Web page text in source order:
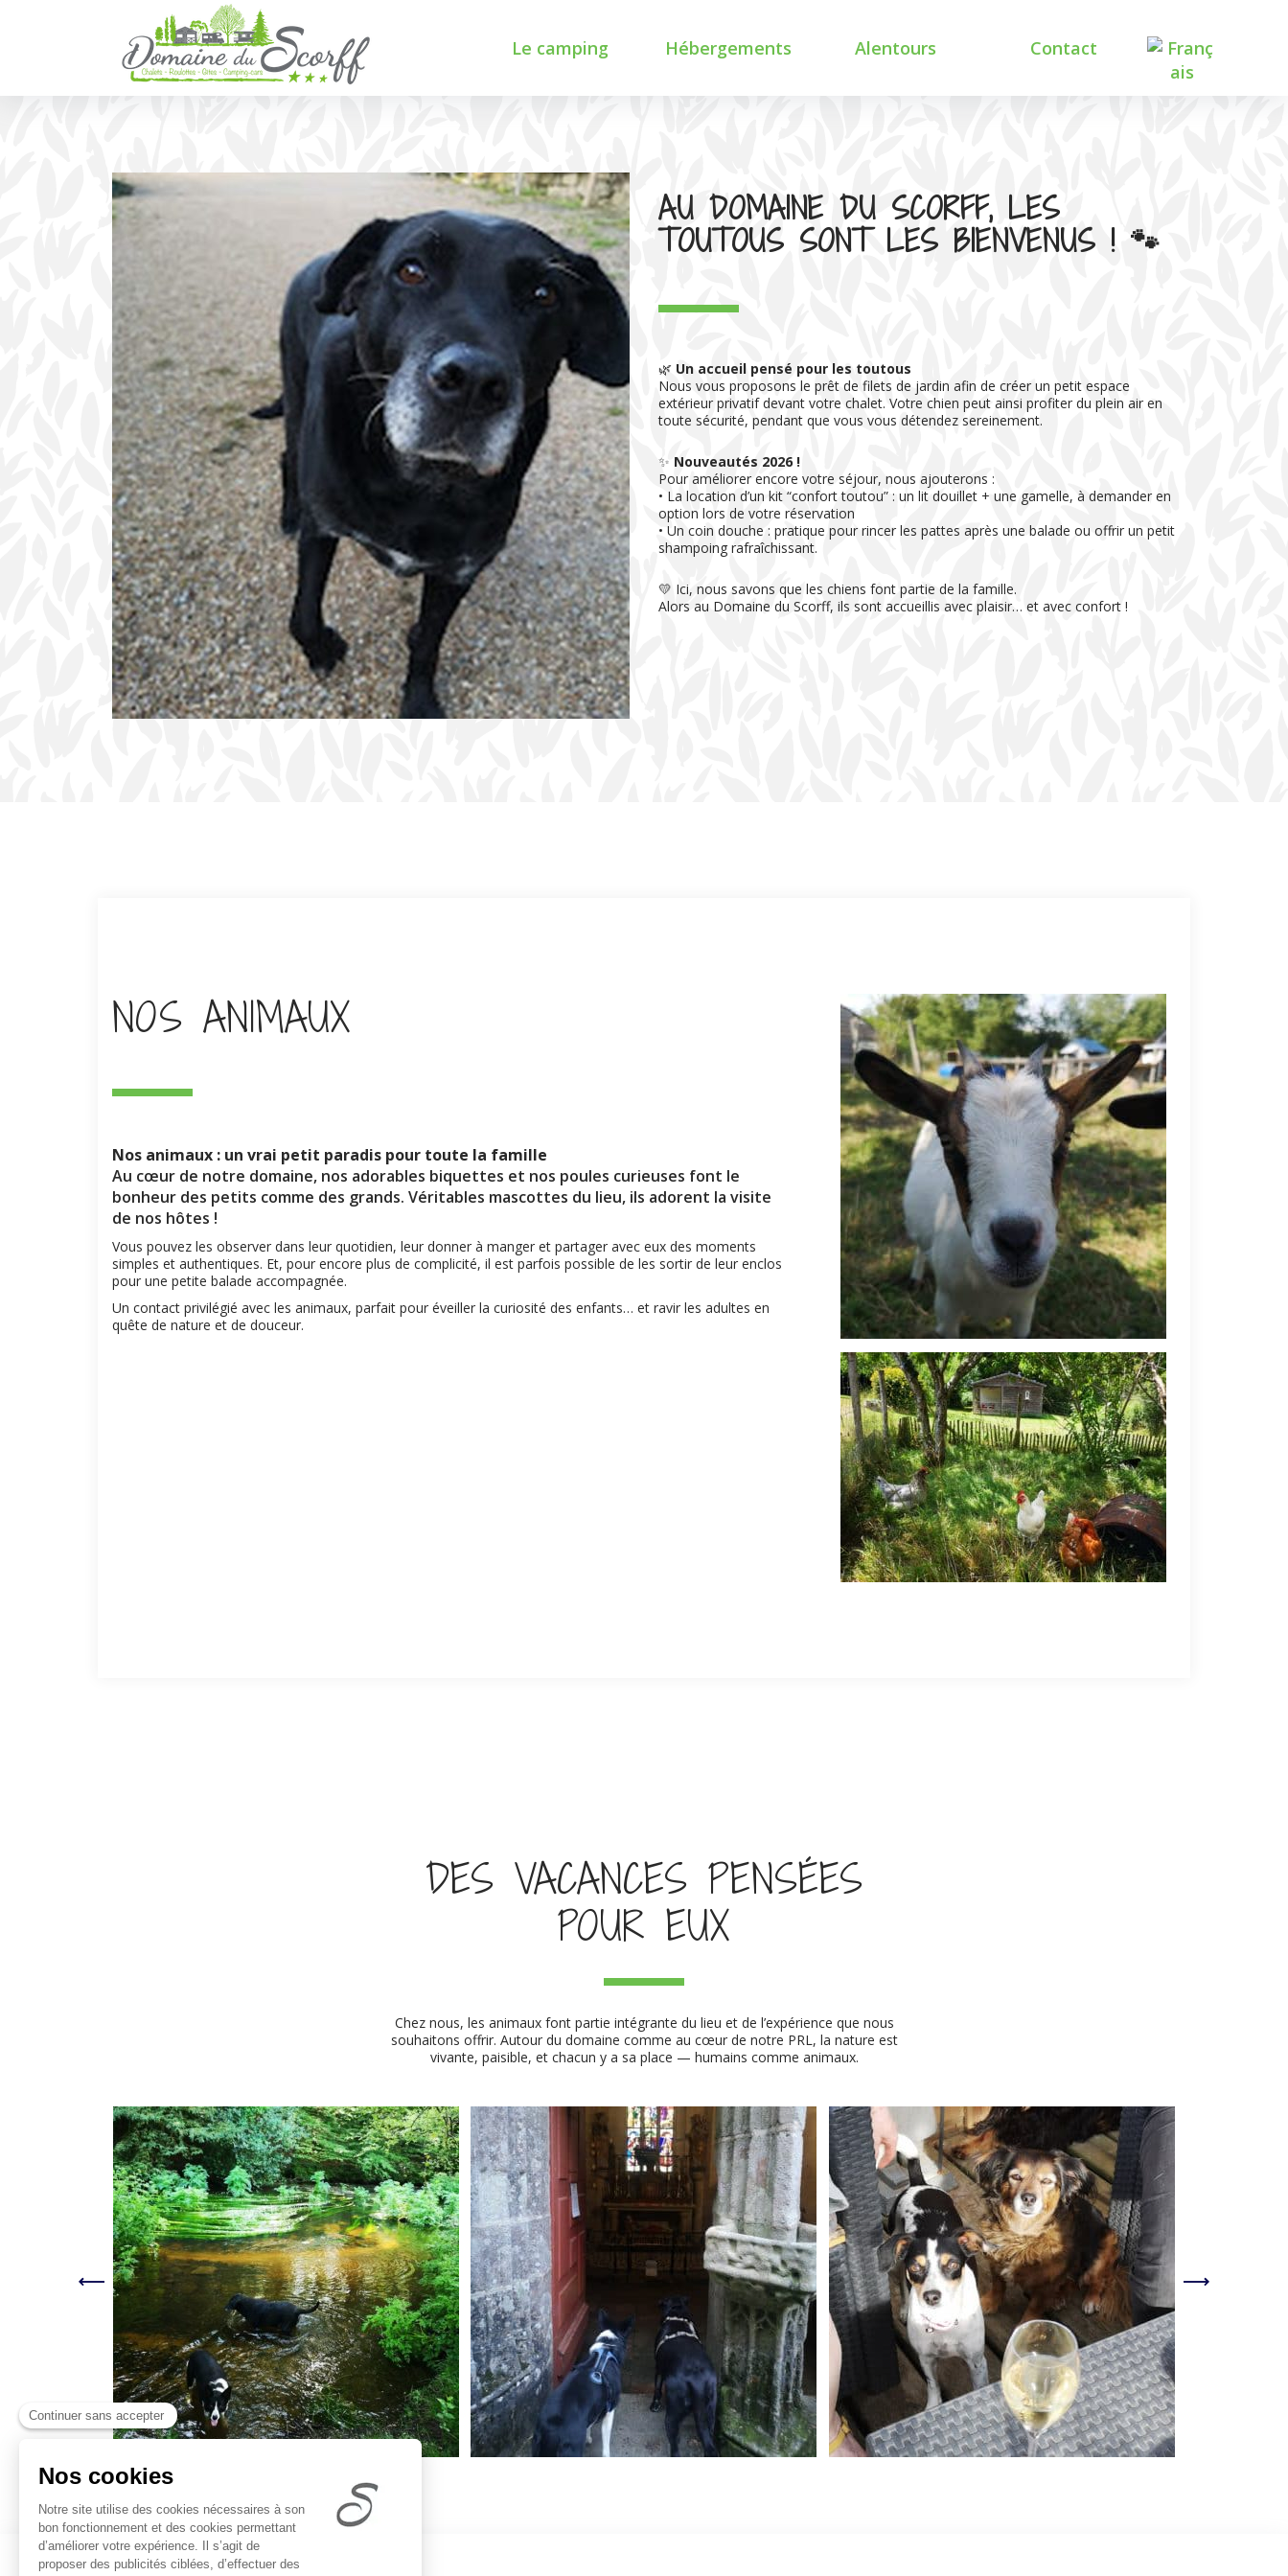
Le camping
L’accueil Pet friendly
Hébergements
ou tente
Nos tarifs et offres
Alentours Contact
AU DOMAINE DU SCORFF, LES
TOUTOUS SONT LES BIENVENUS ! 🐾
🌿 Un accueil pensé pour les toutous
Nous vous proposons le prêt de filets de jardin afin de créer un petit espace
extérieur privatif devant votre chalet. Votre chien peut ainsi profiter du plein air en
toute sécurité, pendant que vous vous détendez sereinement.
✨ Nouveautés 2026 !
Pour améliorer encore votre séjour, nous ajouterons :
• La location d’un kit “confort toutou” : un lit douillet + une gamelle, à demander en
option lors de votre réservation
• Un coin douche : pratique pour rincer les pattes après une balade ou offrir un petit
shampoing rafraîchissant.
💛 Ici, nous savons que les chiens font partie de la famille.
Alors au Domaine du Scorff, ils sont accueillis avec plaisir… et avec confort !
NOS ANIMAUX
Nos animaux : un vrai petit paradis pour toute la famille
Au cœur de notre domaine, nos adorables biquettes et nos poules curieuses font le
bonheur des petits comme des grands. Véritables mascottes du lieu, ils adorent la visite
de nos hôtes !
Vous pouvez les observer dans leur quotidien, leur donner à manger et partager avec eux des moments
simples et authentiques. Et, pour encore plus de complicité, il est parfois possible de les sortir de leur enclos
pour une petite balade accompagnée.
Un contact privilégié avec les animaux, parfait pour éveiller la curiosité des enfants… et ravir les adultes en
quête de nature et de douceur.
DES VACANCES PENSÉES
POUR EUX
Chez nous, les animaux font partie intégrante du lieu et de l’expérience que nous
souhaitons offrir. Autour du domaine comme au cœur de notre PRL, la nature est
vivante, paisible, et chacun y a sa place — humains comme animaux.